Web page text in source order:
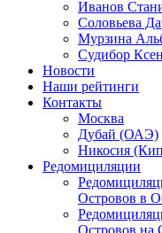
Иванов
Соловьева
Мурзина
Судибор
Новости
Наши рейтинги
Контакты
Москва
Дубай (ОАЭ)
Никосия
Редомициляции
Островов в
Островов на